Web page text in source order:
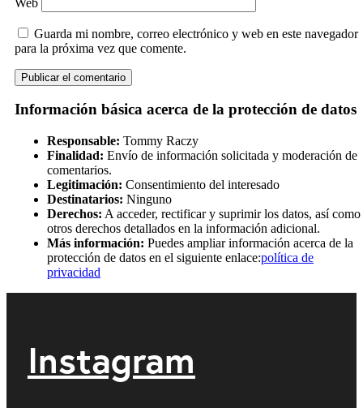
Guarda mi nombre, correo electrónico y web en este navegador
para la próxima vez que comente.
Información básica acerca de la protección de datos
Responsable: Tommy Raczy
Finalidad: Envío de información solicitada y moderación de
comentarios.
Legitimación: Consentimiento del interesado
Destinatarios: Ninguno
Derechos: A acceder, rectificar y suprimir los datos, así como
otros derechos detallados en la información adicional.
Más información: Puedes ampliar información acerca de la
protección de datos en el siguiente enlace:política de
privacidad
Instagram